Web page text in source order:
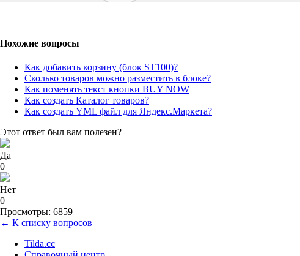
Похожие вопросы
Как добавить корзину (блок ST100)?
Сколько товаров можно разместить в блоке?
Как поменять текст кнопки BUY NOW
Как создать Каталог товаров?
Как создать YML файл для Яндекс.Маркета?
Этот ответ был вам полезен?
Да
0
Нет
0
Просмотры: 6859
← К списку вопросов
Tilda.cc